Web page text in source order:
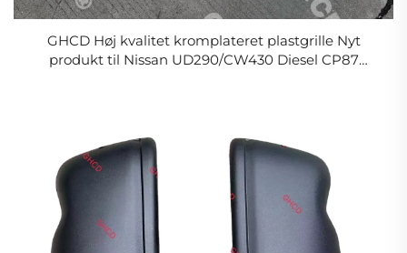
GHCD Høj kvalitet kromplateret plastgrille Nyt
produkt til Nissan UD290/CW430 Diesel CP87